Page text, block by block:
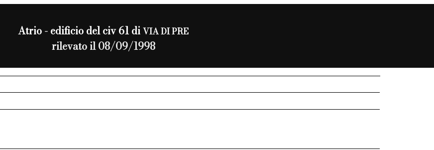
Atrio - edificio del civ 61 diVIA DI PRE
rilevato il 08/09/1998